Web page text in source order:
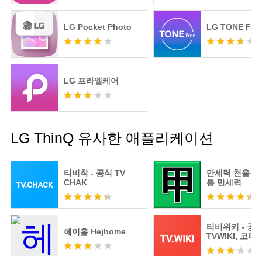
LG Pocket Photo LG TONE
LG 프라엘케어
LG ThinQ 유사한 애플리케이션
티비착 - 공식 TV
CHAK
만세력 천을귀
통 만세력
헤이홈 Hejhome
티비위키 - 공
TVWIKI, 코티
비몬,누누